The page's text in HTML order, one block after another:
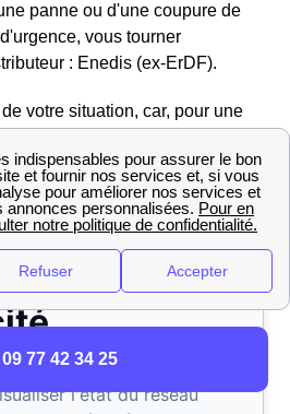
panne ou d'une coupure de
vous tourner
: Enedis (ex-ErDF).
votre situation, car, pour une
qu'il faut consulter.
09 77 42 34 25